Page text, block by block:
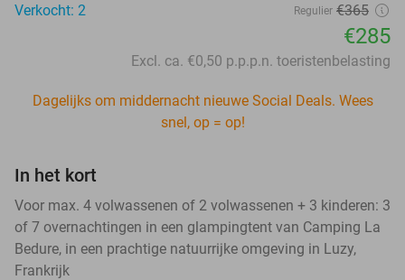
Verkocht: 2
Regulier €365
€285
Excl. ca. €0,50 p.p.p.n. toeristenbelasting
Dagelijks om middernacht nieuwe Social Deals. Wees
snel, op = op!
In het kort
Voor max. 4 volwassenen of 2 volwassenen + 3 kinderen: 3
of 7 overnachtingen in een glampingtent van Camping La
Bedure, in een prachtige natuurrijke omgeving in Luzy,
Frankrijk